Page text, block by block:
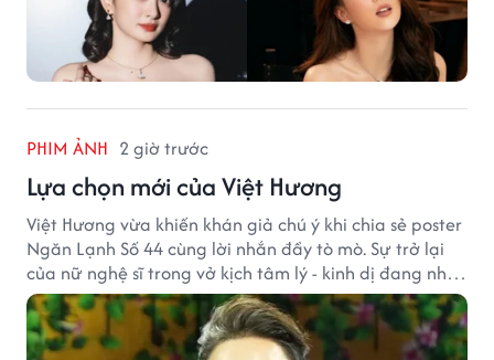
PHIM ẢNH 2 giờ trước
Lựa chọn mới của Việt Hương
Việt Hương vừa khiến khán giả chú ý khi chia sẻ poster
Ngăn Lạnh Số 44 cùng lời nhắn đầy tò mò. Sự trở lại
của nữ nghệ sĩ trong vở kịch tâm lý - kinh dị đang nhận
được nhiều quan tâm từ công chúng.